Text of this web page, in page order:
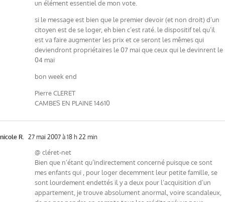
un élément essentiel de mon vote.
si le message est bien que le premier devoir (et non droit) d’un
citoyen est de se loger, eh bien c’est raté. le dispositif tel qu’il
est va faire augmenter les prix et ce seront les mêmes qui
deviendront propriétaires le 07 mai que ceux qui le devinrent le
04 mai
bon week end
Pierre CLERET
CAMBES EN PLAINE 14610
nicole R. 27 mai 2007 à 18 h 22 min
@ cléret-net
Bien que n’étant qu’indirectement concerné puisque ce sont
mes enfants qui , pour loger decemment leur petite famille, se
sont lourdement endettés il y a deux pour l’acquisition d’un
appartement, je trouve absolument anormal, voire scandaleux,